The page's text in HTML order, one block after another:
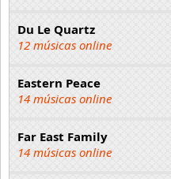
Du Le Quartz
12 músicas online
Eastern Peace
14 músicas online
Far East Family
14 músicas online